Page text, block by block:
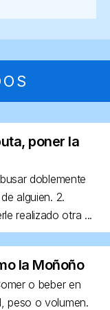
poner la
doblemente
alguien. 2.
realizado otra ...
la Moñoño
o beber en
peso o volumen.